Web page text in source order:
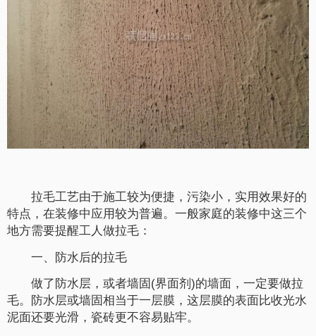
拉毛工艺由于施工较为便捷，污染小，实用效果好的
特点，在装修中应用较为普遍。一般家庭的装修中这三个
地方需要提醒工人做拉毛：
一、防水后的拉毛
做了防水层，或者墙固(界面剂)的墙面，一定要做拉
毛。防水层或墙固相当于一层膜，这层膜的表面比收光水
泥面还要光滑，瓷砖更不容易贴牢。